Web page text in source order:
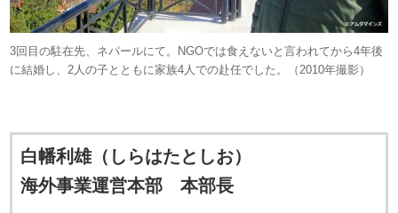
3回目の駐在先、ネパールにて。NGOでは食えないと言われてから4年後
に結婚し、2人の子とともに家族4人での赴任でした。（2010年撮影）
白幡利雄（しらはたとしお）
海外事業運営本部 本部長